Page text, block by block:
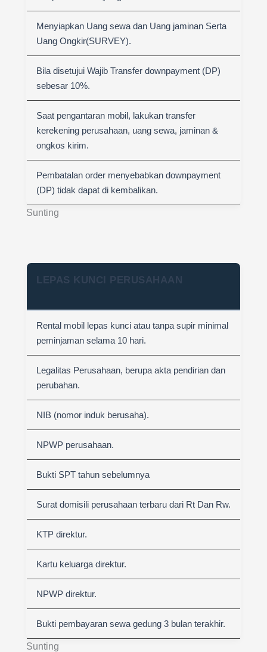
Sunting
Menyiapkan Uang sewa dan Uang jaminan Serta
Uang Ongkir(SURVEY).
Bila disetujui Wajib Transfer downpayment (DP)
sebesar 10%.
Saat pengantaran mobil, lakukan transfer
kerekening perusahaan, uang sewa, jaminan &
ongkos kirim.
Pembatalan order menyebabkan downpayment
(DP) tidak dapat di kembalikan.
Sunting
LEPAS KUNCI PERUSAHAAN
Rental mobil lepas kunci atau tanpa supir minimal
peminjaman selama 10 hari.
Legalitas Perusahaan, berupa akta pendirian dan
perubahan.
NIB (nomor induk berusaha).
NPWP perusahaan.
Bukti SPT tahun sebelumnya
Surat domisili perusahaan terbaru dari Rt Dan Rw.
KTP direktur.
Kartu keluarga direktur.
NPWP direktur.
Bukti pembayaran sewa gedung 3 bulan terakhir.